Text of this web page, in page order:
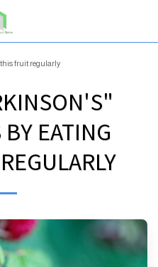
fruit regularly
EATING